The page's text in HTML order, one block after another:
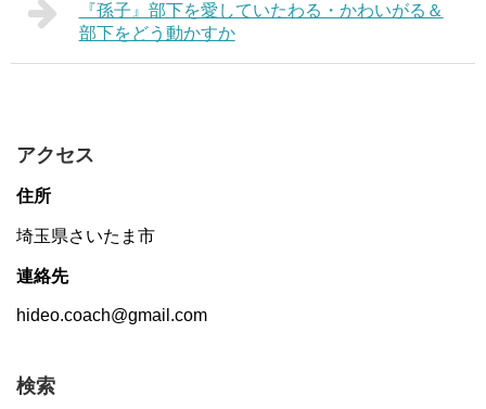
『孫子』部下を愛していたわる・かわいがる＆
部下をどう動かすか
アクセス
住所
埼玉県さいたま市
連絡先
hideo.coach@gmail.com
検索